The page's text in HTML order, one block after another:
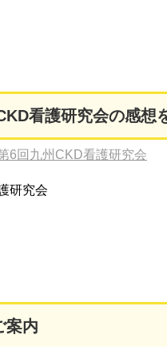
看護研究会の感想
6回九州CKD看護研究会
研究会
案内